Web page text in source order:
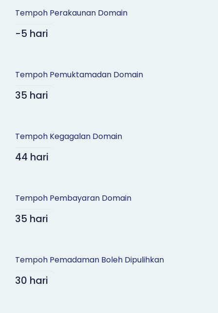
Tempoh Perakaunan Domain
-5 hari
Tempoh Pemuktamadan Domain
35 hari
Tempoh Kegagalan Domain
44 hari
Tempoh Pembayaran Domain
35 hari
Tempoh Pemadaman Boleh Dipulihkan
30 hari